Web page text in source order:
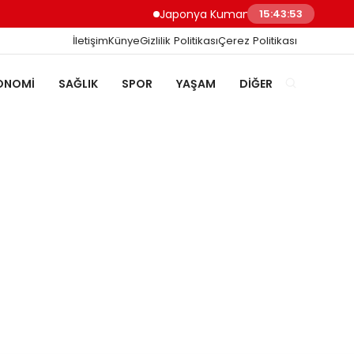
Japonya Kumamoto Depreminde
15:43:53
İletişimKünyeGizlilik PolitikasıÇerez Politikası
SAĞLIK SPOR YAŞAM DIĞER